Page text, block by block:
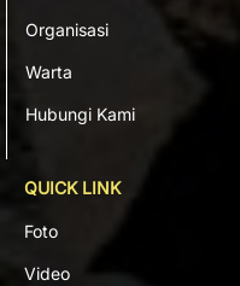
Organisasi
Warta
Hubungi Kami
QUICK LINK
Foto
Video